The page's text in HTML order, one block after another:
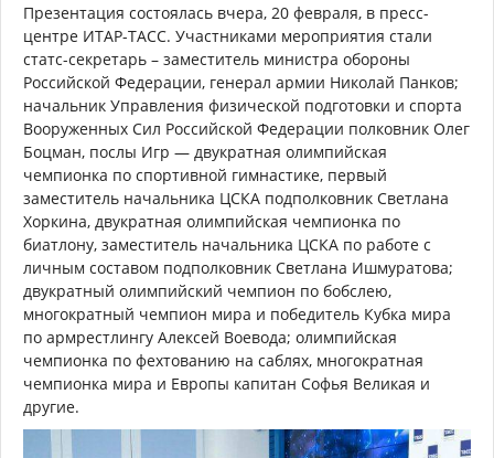
Презентация состоялась вчера, 20 февраля, в пресс-
центре ИТАР-ТАСС. Участниками мероприятия стали
статс-секретарь – заместитель министра обороны
Российской Федерации, генерал армии Николай Панков;
начальник Управления физической подготовки и спорта
Вооруженных Сил Российской Федерации полковник Олег
Боцман, послы Игр — двукратная олимпийская
чемпионка по спортивной гимнастике, первый
заместитель начальника ЦСКА подполковник Светлана
Хоркина, двукратная олимпийская чемпионка по
биатлону, заместитель начальника ЦСКА по работе с
личным составом подполковник Светлана Ишмуратова;
двукратный олимпийский чемпион по бобслею,
многократный чемпион мира и победитель Кубка мира
по армрестлингу Алексей Воевода; олимпийская
чемпионка по фехтованию на саблях, многократная
чемпионка мира и Европы капитан Софья Великая и
другие.